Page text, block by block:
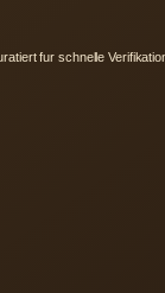
fur schnelle